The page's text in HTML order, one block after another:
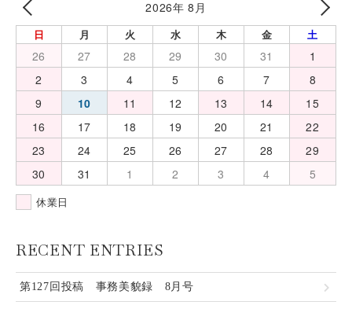
2026年 8月
日 月 火 水 木 金 土
26 27 28 29 30 31
1
2
3 4 5 6 7
8
9
10 11 12 13 14
15
16
17 18 19 20 21
22
23
24 25 26 27 28
29
30
31 1 2 3 4 5
休業日
RECENT ENTRIES
第127回投稿 事務美貌録 8月号